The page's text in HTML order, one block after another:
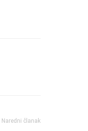
Naredni članak